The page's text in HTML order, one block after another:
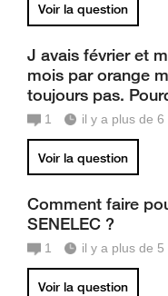
Voir la question
J avais février et
mois par orange
toujours pas.
1 il y a plus de 6
Voir la question
Comment faire
SENELEC ?
1 il y a plus de 5
Voir la question